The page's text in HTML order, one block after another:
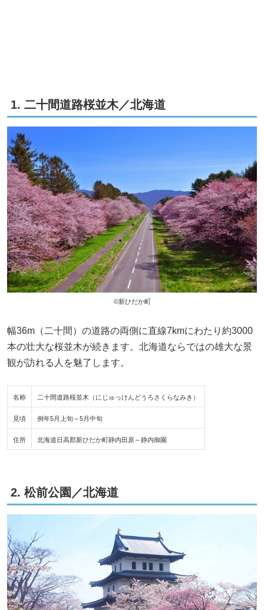
1. 二十間道路桜並木／北海道
©新ひだか町
幅36m（二十間）の道路の両側に直線7kmにわたり約3000
本の壮大な桜並木が続きます。北海道ならではの雄大な景
観が訪れる人を魅了します。
名称 二十間道路桜並木（にじゅっけんどうろさくらなみき）
見頃 例年5月上旬～5月中旬
住所 北海道日高郡新ひだか町静内田原～静内御園
2. 松前公園／北海道